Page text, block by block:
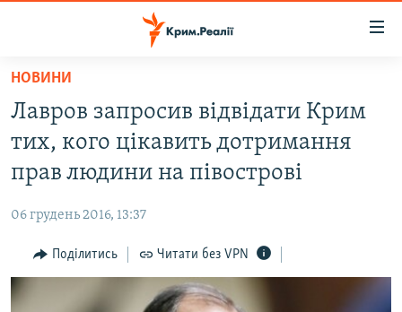
Перейти
основного
матеріалу
до
основної
навігації
Перейти
до
пошуку
ВОДА.КРИМ
БЛОГИ
ПОГЛЯД
ІНТЕРВ'Ю
НОВИНИ
Лавров запросив відвідати Крим
тих, кого цікавить дотримання
прав людини на півострові
06 грудень 2016, 13:37
Поділитись Читати без VPN